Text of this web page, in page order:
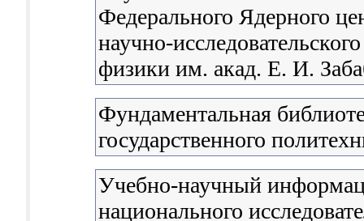
Федерального Ядерного
научно-
физики им. акад. Е. И.
Фундаментальная
государственного
Учебно-научный
национального